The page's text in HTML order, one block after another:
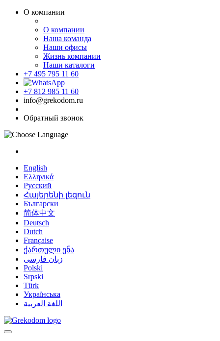
О компании
О компании
Наша команда
Наши офисы
Жизнь компании
Наши каталоги
+7 495 795 11 60
+7 812 985 11 60
info@grekodom.ru
Обратный звонок
English
Ελληνικά
Русский
Հայերենի լեզուն
Български
简体中文
Deutsch
Dutch
Française
ქართული ენა
زبان فارسی
Polski
Srpski
Türk
Українська
اللغة العربية